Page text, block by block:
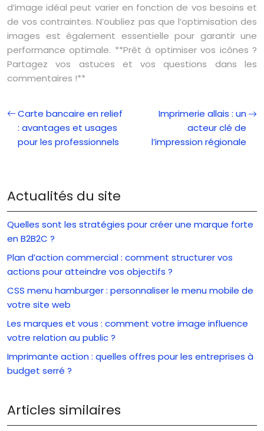
d’image idéal peut varier en fonction de vos besoins et
de vos contraintes. N’oubliez pas que l’optimisation des
images est également essentielle pour garantir une
performance optimale. **Prêt à optimiser vos icônes ?
Partagez vos astuces et vos questions dans les
commentaires !**
Carte bancaire en relief
: avantages et usages
pour les professionnels
Imprimerie allais : un
acteur clé de
l’impression régionale
Actualités du site
Quelles sont les stratégies pour créer une marque forte
en B2B2C ?
Plan d’action commercial : comment structurer vos
actions pour atteindre vos objectifs ?
CSS menu hamburger : personnaliser le menu mobile de
votre site web
Les marques et vous : comment votre image influence
votre relation au public ?
Imprimante action : quelles offres pour les entreprises à
budget serré ?
Articles similaires